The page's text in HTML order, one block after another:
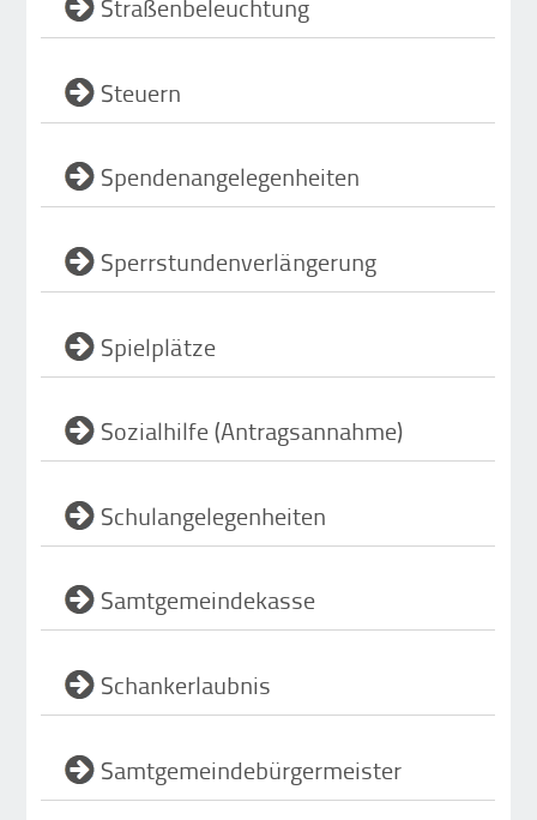
Straßenbeleuchtung
Steuern
Spendenangelegenheiten
Sperrstundenverlängerung
Spielplätze
Sozialhilfe (Antragsannahme)
Schulangelegenheiten
Samtgemeindekasse
Schankerlaubnis
Samtgemeindebürgermeister